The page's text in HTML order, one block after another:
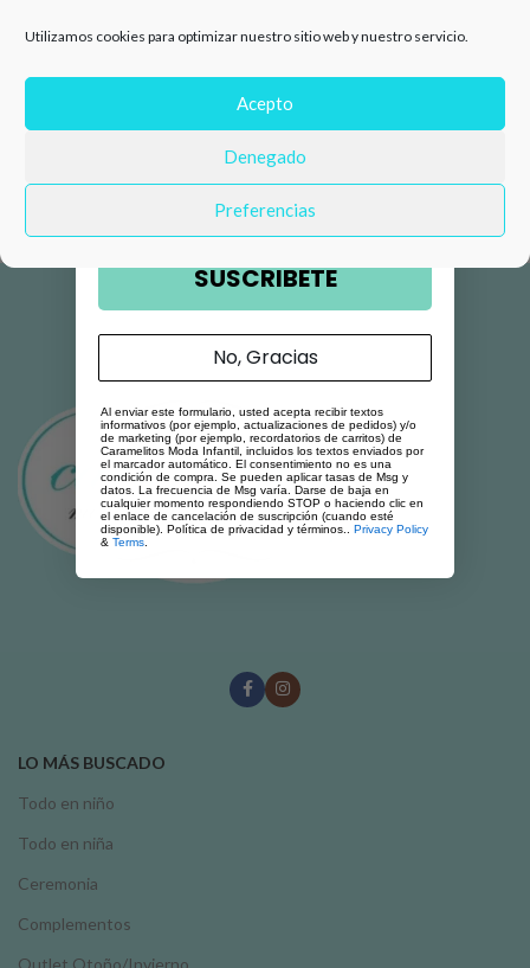
Utilizamos cookies para optimizar nuestro sitio web y nuestro servicio.
Acepto
Denegado
Preferencias
LO MÁS BUSCADO
Todo en niño
Todo en niña
Ceremonia
Complementos
Outlet Otoño/Invierno
compra 🛍️
Número de teléfono
Email
SUSCRIBETE
No, Gracias
Al enviar este formulario, usted acepta recibir textos
informativos (por ejemplo, actualizaciones de pedidos) y/o
de marketing (por ejemplo, recordatorios de carritos) de
Caramelitos Moda Infantil, incluidos los textos enviados por
el marcador automático. El consentimiento no es una
condición de compra. Se pueden aplicar tasas de Msg y
datos. La frecuencia de Msg varía. Darse de baja en
cualquier momento respondiendo STOP o haciendo clic en
el enlace de cancelación de suscripción (cuando esté
disponible). Política de privacidad y términos.. Privacy Policy
& Terms